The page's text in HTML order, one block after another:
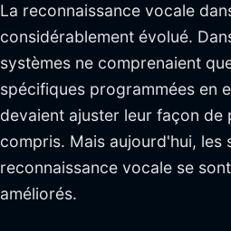
La reconnaissance vocale
considérablement évolué.
systèmes ne comprenaient
spécifiques programmées en
devaient ajuster leur façon de
compris. Mais aujourd'hui, les
reconnaissance vocale se
améliorés.